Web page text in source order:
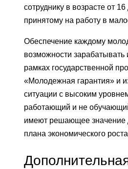
сотруднику в возрасте от 16
принятому на работу в
Обеспечение каждому
возможности зарабатывать
рамках государственной
«Молодежная гарантия» и
ситуации с высоким
работающий и не
имеют решающее значение
плана экономического